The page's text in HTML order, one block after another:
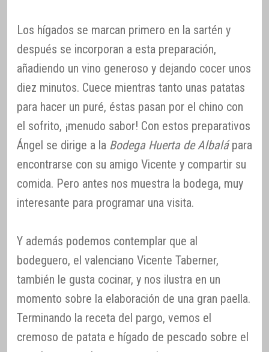
Los hígados se marcan primero en la sartén y
después se incorporan a esta preparación,
añadiendo un vino generoso y dejando cocer unos
diez minutos. Cuece mientras tanto unas patatas
para hacer un puré, éstas pasan por el chino con
el sofrito, ¡menudo sabor! Con estos preparativos
Ángel se dirige a la Bodega Huerta de Albalápara
encontrarse con su amigo Vicente y compartir su
comida. Pero antes nos muestra la bodega, muy
interesante para programar una visita.
Y además podemos contemplar que al
bodeguero, el valenciano Vicente Taberner,
también le gusta cocinar, y nos ilustra en un
momento sobre la elaboración de una gran paella.
Terminando la receta del pargo, vemos el
cremoso de patata e hígado de pescado sobre el